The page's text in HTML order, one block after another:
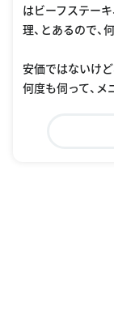
はビーフステー
理、とあるので、
安価ではないけど
何度も伺って、メ